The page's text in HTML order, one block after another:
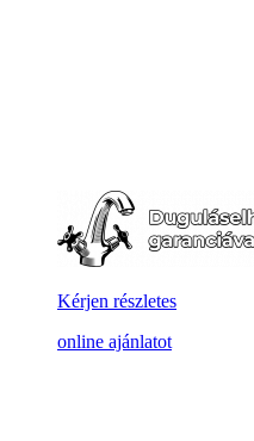
Kérjen részletes
online ajánlatot